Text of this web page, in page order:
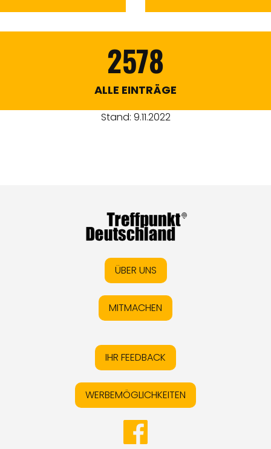
2578
ALLE EINTRÄGE
Stand: 9.11.2022
ÜBER UNS
MITMACHEN
IHR FEEDBACK
WERBEMÖGLICHKEITEN